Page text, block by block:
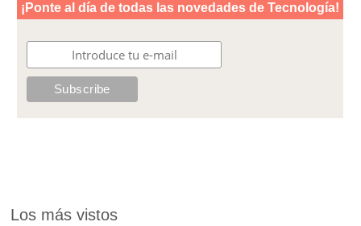
Los más vistos